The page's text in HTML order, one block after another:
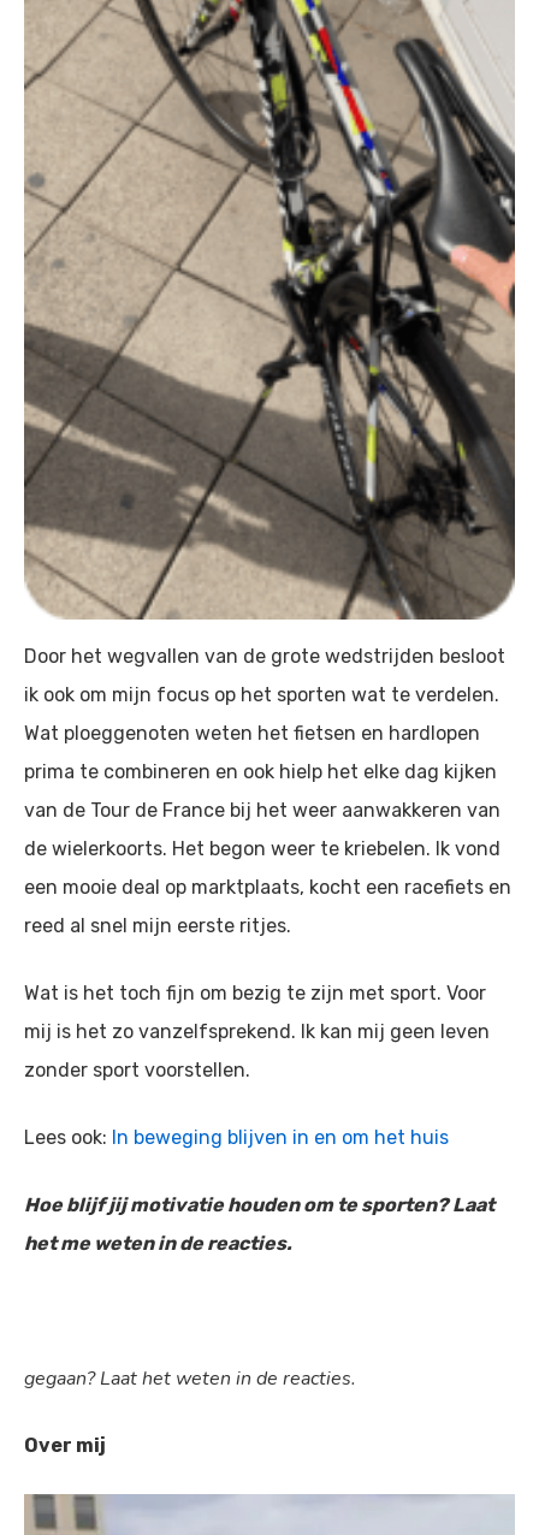
Door het wegvallen van de grote wedstrijden besloot
ik ook om mijn focus op het sporten wat te verdelen.
Wat ploeggenoten weten het fietsen en hardlopen
prima te combineren en ook hielp het elke dag kijken
van de Tour de France bij het weer aanwakkeren van
de wielerkoorts. Het begon weer te kriebelen. Ik vond
een mooie deal op marktplaats, kocht een racefiets en
reed al snel mijn eerste ritjes.
Wat is het toch fijn om bezig te zijn met sport. Voor
mij is het zo vanzelfsprekend. Ik kan mij geen leven
zonder sport voorstellen.
Lees ook: In beweging blijven in en om het huis
Hoe blijf jij motivatie houden om te sporten? Laat
het me weten in de reacties.
gegaan? Laat het weten in de reacties.
Over mij